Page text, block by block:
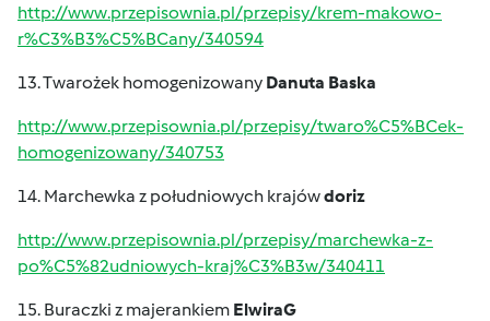
http://www.przepisownia.pl/przepisy/krem-makowo-
r%C3%B3%C5%BCany/340594
13. Twarożek homogenizowany Danuta Baska
http://www.przepisownia.pl/przepisy/twaro%C5%BCek-
homogenizowany/340753
14. Marchewka z południowych krajówdoriz
http://www.przepisownia.pl/przepisy/marchewka-z-
po%C5%82udniowych-kraj%C3%B3w/340411
15. Buraczki z majerankiem ElwiraG